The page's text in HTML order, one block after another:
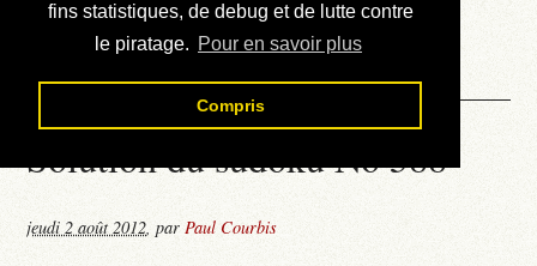
fins statistiques, de debug et de lutte contre
le piratage. Pour en savoir plus
Compris
Téléchargement
Contact
Solution du sudoku No 588
jeudi 2 août 2012,parPaul Courbis